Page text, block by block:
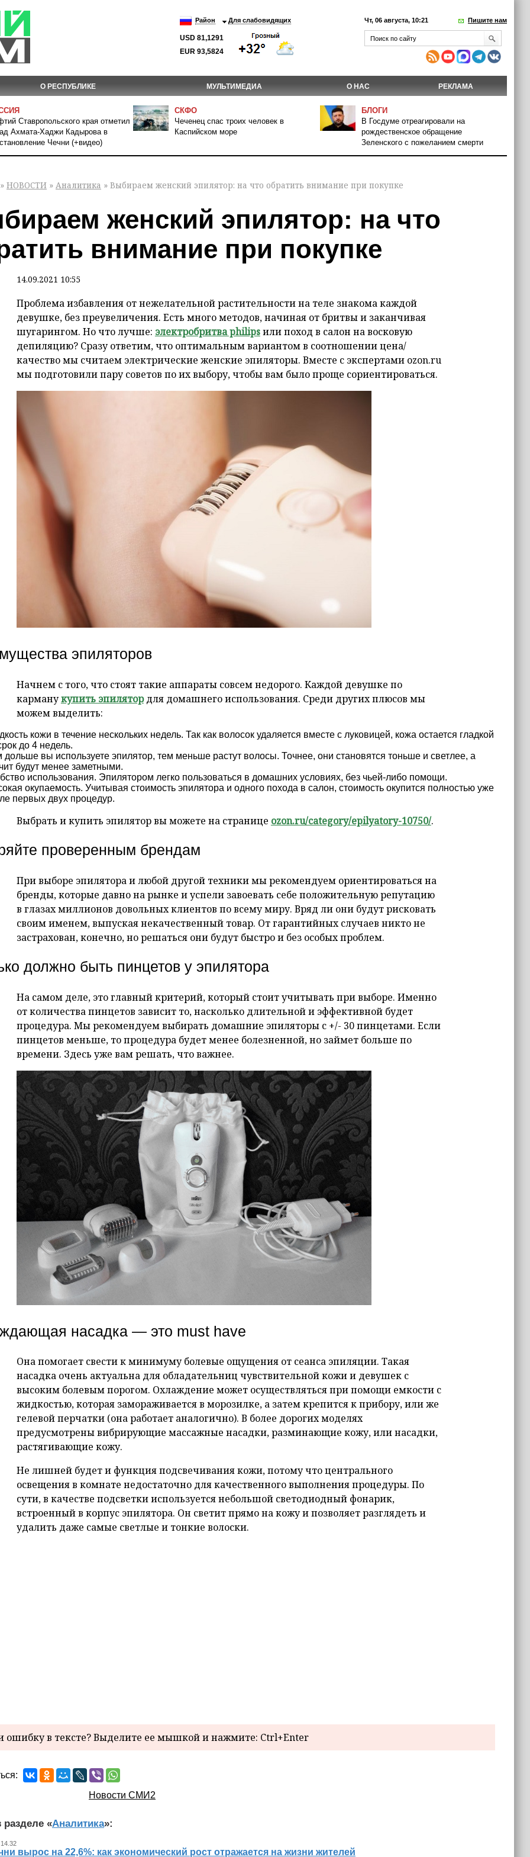
Район Для слабовидящих
USD 81,1291
EUR 93,5824
Чт, 06 августа, 10:21 Пишите нам
О РЕСПУБЛИКЕ МУЛЬТИМЕДИА О НАС РЕКЛАМА
Ставропольского края отметил
Ахмата-Хаджи Кадырова в
Чечни (+видео)
СКФО
Чеченец спас троих человек в
Каспийском море
БЛОГИ
В Госдуме отреагировали на
рождественское обращение
Зеленского с пожеланием смерти
НОВОСТИ » Аналитика » Выбираем женский эпилятор: на что обратить внимание при покупке
женский эпилятор: на что
внимание при покупке
14.09.2021 10:55
Проблема избавления от нежелательной растительности на теле знакома каждой
девушке, без преувеличения. Есть много методов, начиная от бритвы и заканчивая
шугарингом. Но что лучше: электробритва philipsили поход в салон на восковую
депиляцию? Сразу ответим, что оптимальным вариантом в соотношении цена/
качество мы считаем электрические женские эпиляторы. Вместе с экспертами ozon.ru
мы подготовили пару советов по их выбору, чтобы вам было проще сориентироваться.
эпиляторов
Начнем с того, что стоят такие аппараты совсем недорого. Каждой девушке по
карманукупить эпилятордля домашнего использования. Среди других плюсов мы
можем выделить:
кожи в течение нескольких недель. Так как волосок удаляется вместе с луковицей, кожа остается гладкой
до 4 недель.
дольше вы используете эпилятор, тем меньше растут волосы. Точнее, они становятся тоньше и светлее, а
будут менее заметными.
использования. Эпилятором легко пользоваться в домашних условиях, без чьей-либо помощи.
окупаемость. Учитывая стоимость эпилятора и одного похода в салон, стоимость окупится полностью уже
первых двух процедур.
Выбрать и купить эпилятор вы можете на странице ozon.ru/category/epilyatory-10750/.
проверенным брендам
При выборе эпилятора и любой другой техники мы рекомендуем ориентироваться на
бренды, которые давно на рынке и успели завоевать себе положительную репутацию
в глазах миллионов довольных клиентов по всему миру. Вряд ли они будут рисковать
своим именем, выпуская некачественный товар. От гарантийных случаев никто не
застрахован, конечно, но решаться они будут быстро и без особых проблем.
должно быть пинцетов у эпилятора
На самом деле, это главный критерий, который стоит учитывать при выборе. Именно
от количества пинцетов зависит то, насколько длительной и эффективной будет
процедура. Мы рекомендуем выбирать домашние эпиляторы с +/- 30 пинцетами. Если
пинцетов меньше, то процедура будет менее болезненной, но займет больше по
времени. Здесь уже вам решать, что важнее.
насадка — это must have
Она помогает свести к минимуму болевые ощущения от сеанса эпиляции. Такая
насадка очень актуальна для обладательниц чувствительной кожи и девушек с
высоким болевым порогом. Охлаждение может осуществляться при помощи емкости с
жидкостью, которая замораживается в морозилке, а затем крепится к прибору, или же
гелевой перчатки (она работает аналогично). В более дорогих моделях
предусмотрены вибрирующие массажные насадки, разминающие кожу, или насадки,
растягивающие кожу.
Не лишней будет и функция подсвечивания кожи, потому что центрального
освещения в комнате недостаточно для качественного выполнения процедуры. По
сути, в качестве подсветки используется небольшой светодиодный фонарик,
встроенный в корпус эпилятора. Он светит прямо на кожу и позволяет разглядеть и
удалить даже самые светлые и тонкие волоски.
в тексте? Выделите ее мышкой и нажмите: Ctrl+Enter
Новости СМИ2
разделе «Аналитика»:
вырос на 22,6%: как экономический рост отражается на жизни жителей